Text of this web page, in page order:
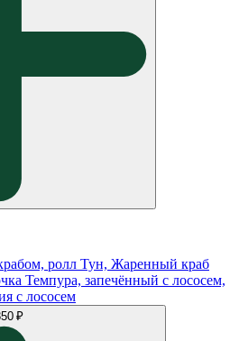
ролл Тун, Жаренный краб
Темпура, запечённый с лососем,
с лососем
₽